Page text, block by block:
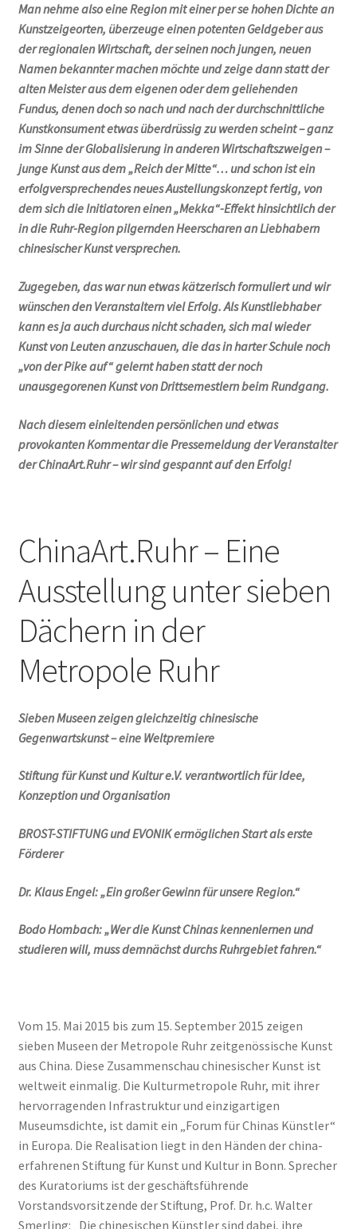
Man nehme also eine Region mit einer per se hohen Dichte an
Kunstzeigeorten, überzeuge einen potenten Geldgeber aus
der regionalen Wirtschaft, der seinen noch jungen, neuen
Namen bekannter machen möchte und zeige dann statt der
alten Meister aus dem eigenen oder dem geliehenden
Fundus, denen doch so nach und nach der durchschnittliche
Kunstkonsument etwas überdrüssig zu werden scheint – ganz
im Sinne der Globalisierung in anderen Wirtschaftszweigen –
junge Kunst aus dem „Reich der Mitte“… und schon ist ein
erfolgversprechendes neues Austellungskonzept fertig, von
dem sich die Initiatoren einen „Mekka“-Effekt hinsichtlich der
in die Ruhr-Region pilgernden Heerscharen an Liebhabern
chinesischer Kunst versprechen.
Zugegeben, das war nun etwas kätzerisch formuliert und wir
wünschen den Veranstaltern viel Erfolg. Als Kunstliebhaber
kann es ja auch durchaus nicht schaden, sich mal wieder
Kunst von Leuten anzuschauen, die das in harter Schule noch
„von der Pike auf“ gelernt haben statt der noch
unausgegorenen Kunst von Drittsemestlern beim Rundgang.
Nach diesem einleitenden persönlichen und etwas
provokanten Kommentar die Pressemeldung der Veranstalter
der ChinaArt.Ruhr – wir sind gespannt auf den Erfolg!
ChinaArt.Ruhr – Eine
Ausstellung unter sieben
Dächern in der
Metropole Ruhr
Sieben Museen zeigen gleichzeitig chinesische
Gegenwartskunst – eine Weltpremiere
Stiftung für Kunst und Kultur e.V. verantwortlich für Idee,
Konzeption und Organisation
BROST-STIFTUNG und EVONIK ermöglichen Start als erste
Förderer
Dr. Klaus Engel: „Ein großer Gewinn für unsere Region.“
Bodo Hombach: „Wer die Kunst Chinas kennenlernen und
studieren will, muss demnächst durchs Ruhrgebiet fahren.“
Vom 15. Mai 2015 bis zum 15. September 2015 zeigen
sieben Museen der Metropole Ruhr zeitgenössische Kunst
aus China. Diese Zusammenschau chinesischer Kunst ist
weltweit einmalig. Die Kulturmetropole Ruhr, mit ihrer
hervorragenden Infrastruktur und einzigartigen
Museumsdichte, ist damit ein „Forum für Chinas Künstler“
in Europa. Die Realisation liegt in den Händen der china-
erfahrenen Stiftung für Kunst und Kultur in Bonn. Sprecher
des Kuratoriums ist der geschäftsführende
Vorstandsvorsitzende der Stiftung, Prof. Dr. h.c. Walter
Smerling: „Die chinesischen Künstler sind dabei, ihre